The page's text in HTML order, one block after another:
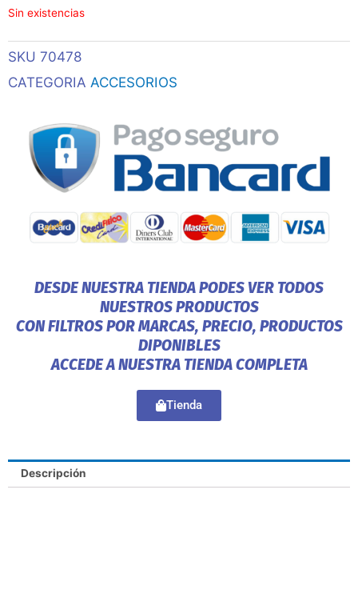
Sin existencias
SKU 70478
CATEGORIA ACCESORIOS
DESDE NUESTRA TIENDA PODES VER TODOS
NUESTROS PRODUCTOS
CON FILTROS POR MARCAS, PRECIO, PRODUCTOS
DIPONIBLES
ACCEDE A NUESTRA TIENDA COMPLETA
Tienda
Descripción